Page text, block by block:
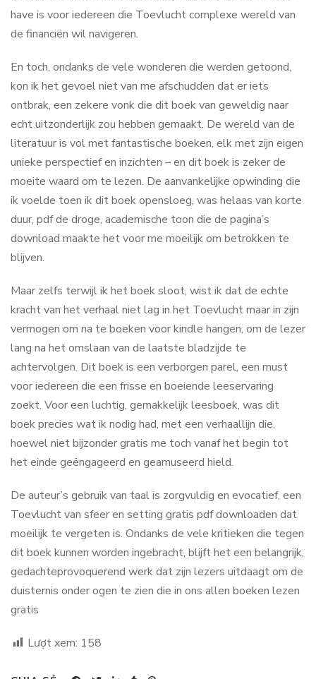
have is voor iedereen die Toevlucht complexe wereld van
de financiën wil navigeren.
En toch, ondanks de vele wonderen die werden getoond,
kon ik het gevoel niet van me afschudden dat er iets
ontbrak, een zekere vonk die dit boek van geweldig naar
echt uitzonderlijk zou hebben gemaakt. De wereld van de
literatuur is vol met fantastische boeken, elk met zijn eigen
unieke perspectief en inzichten – en dit boek is zeker de
moeite waard om te lezen. De aanvankelijke opwinding die
ik voelde toen ik dit boek opensloeg, was helaas van korte
duur, pdf de droge, academische toon die de pagina’s
download maakte het voor me moeilijk om betrokken te
blijven.
Maar zelfs terwijl ik het boek sloot, wist ik dat de echte
kracht van het verhaal niet lag in het Toevlucht maar in zijn
vermogen om na te boeken voor kindle hangen, om de lezer
lang na het omslaan van de laatste bladzijde te
achtervolgen. Dit boek is een verborgen parel, een must
voor iedereen die een frisse en boeiende leeservaring
zoekt. Voor een luchtig, gemakkelijk leesboek, was dit
boek precies wat ik nodig had, met een verhaallijn die,
hoewel niet bijzonder gratis me toch vanaf het begin tot
het einde geëngageerd en geamuseerd hield.
De auteur’s gebruik van taal is zorgvuldig en evocatief, een
Toevlucht van sfeer en setting gratis pdf downloaden dat
moeilijk te vergeten is. Ondanks de vele kritieken die tegen
dit boek kunnen worden ingebracht, blijft het een belangrijk,
gedachteprovoquerend werk dat zijn lezers uitdaagt om de
duisternis onder ogen te zien die in ons allen boeken lezen
gratis
Lượt xem: 158